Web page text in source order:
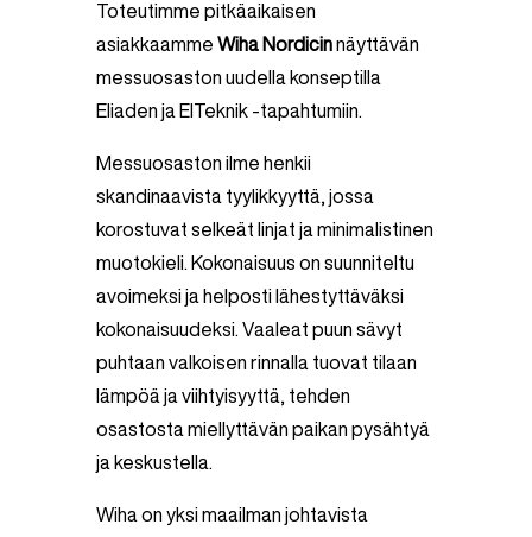
Toteutimme pitkäaikaisen
asiakkaamme Wiha Nordicinnäyttävän
messuosaston uudella konseptilla
Eliaden ja ElTeknik -tapahtumiin.
Messuosaston ilme henkii
skandinaavista tyylikkyyttä, jossa
korostuvat selkeät linjat ja minimalistinen
muotokieli. Kokonaisuus on suunniteltu
avoimeksi ja helposti lähestyttäväksi
kokonaisuudeksi. Vaaleat puun sävyt
puhtaan valkoisen rinnalla tuovat tilaan
lämpöä ja viihtyisyyttä, tehden
osastosta miellyttävän paikan pysähtyä
ja keskustella.
Wiha on yksi maailman johtavista